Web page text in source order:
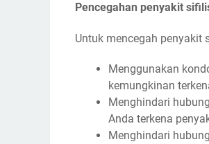
Pencegahan penyakit
Untuk mencegah penyakit
Menggunakan
kemungkinan
Menghindari
Anda terkena
Menghindari